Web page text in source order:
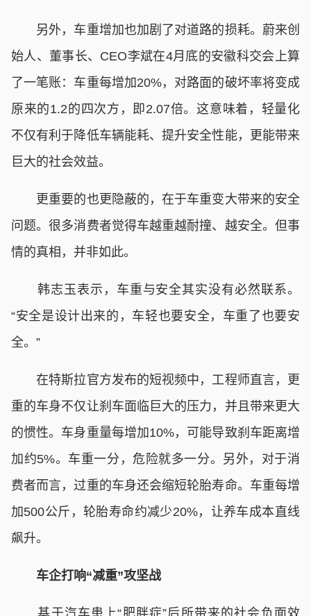
另外，车重增加也加剧了对道路的损耗。蔚来创
始人、董事长、CEO李斌在4月底的安徽科交会上算
了一笔账：车重每增加20%，对路面的破坏率将变成
原来的1.2的四次方，即2.07倍。这意味着，轻量化
不仅有利于降低车辆能耗、提升安全性能，更能带来
巨大的社会效益。
更重要的也更隐蔽的，在于车重变大带来的安全
问题。很多消费者觉得车越重越耐撞、越安全。但事
情的真相，并非如此。
韩志玉表示，车重与安全其实没有必然联系。
“安全是设计出来的，车轻也要安全，车重了也要安
全。”
在特斯拉官方发布的短视频中，工程师直言，更
重的车身不仅让刹车面临巨大的压力，并且带来更大
的惯性。车身重量每增加10%，可能导致刹车距离增
加约5%。车重一分，危险就多一分。另外，对于消
费者而言，过重的车身还会缩短轮胎寿命。车重每增
加500公斤，轮胎寿命约减少20%，让养车成本直线
飙升。
车企打响“减重”攻坚战
基于汽车患上“肥胖症”后所带来的社会负面效